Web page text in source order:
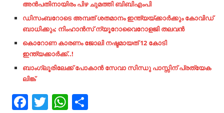
അൻപതിനായിരം പിഴ ചുമത്തി ബിബിഎംപി
ഡിസംബറോടെ അമ്പത് ശതമാനം ഇന്ത്യയ്ക്കാര്‍ക്കും കോവിഡ്
ബാധിക്കും; നിംഹാന്‍സ് ന്യൂറോവൈറോളജി തലവന്‍
കൊറോണ കാരണം ജോലി നഷ്ടമായത് 12 കോടി
ഇന്ത്യക്കാർക്ക്..!
ബാംഗ്ലൂരിലേക്ക് പോകാൻ സേവാ സിന്ധു പാസ്സിന് പ്രത്യേക
ലിങ്ക്
Facebook
TwitterWhatsApp